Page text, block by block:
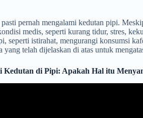
pasti pernah mengalami kedutan pipi.
medis, seperti kurang tidur, stres,
seperti istirahat, mengurangi konsumsi
yang telah dijelaskan di atas untuk
Kedutan di Pipi: Apakah Hal itu